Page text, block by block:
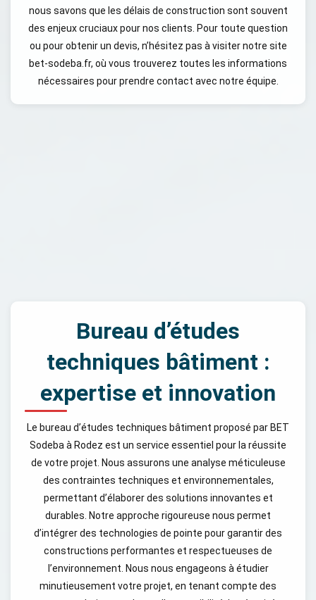
nous savons que les délais de construction sont souvent
des enjeux cruciaux pour nos clients. Pour toute question
ou pour obtenir un devis, n’hésitez pas à visiter notre site
bet-sodeba.fr, où vous trouverez toutes les informations
nécessaires pour prendre contact avec notre équipe.
Bureau d’études
techniques bâtiment :
expertise et innovation
Le bureau d’études techniques bâtiment proposé par BET
Sodeba à Rodez est un service essentiel pour la réussite
de votre projet. Nous assurons une analyse méticuleuse
des contraintes techniques et environnementales,
permettant d’élaborer des solutions innovantes et
durables. Notre approche rigoureuse nous permet
d’intégrer des technologies de pointe pour garantir des
constructions performantes et respectueuses de
l’environnement. Nous nous engageons à étudier
minutieusement votre projet, en tenant compte des